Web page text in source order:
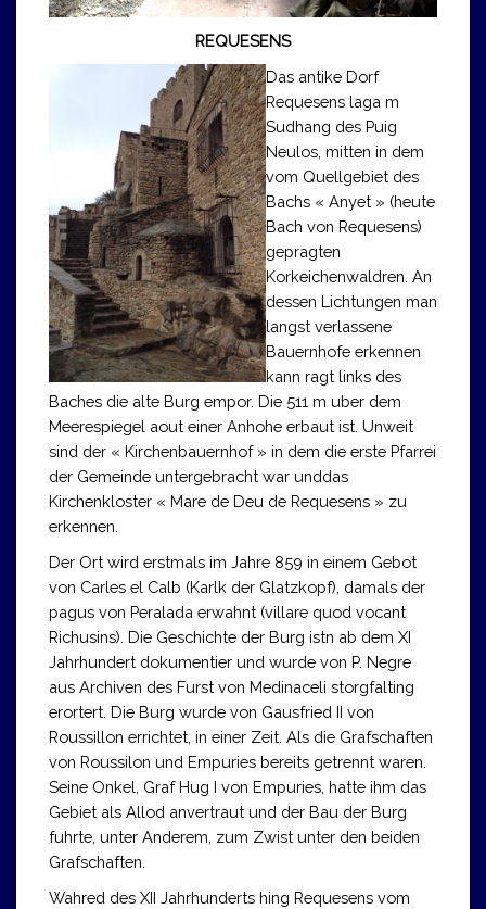
REQUESENS
Das antike Dorf
Requesens laga m
Sudhang des Puig
Neulos, mitten in dem
vom Quellgebiet des
Bachs « Anyet » (heute
Bach von Requesens)
gepragten
Korkeichenwaldren. An
dessen Lichtungen man
langst verlassene
Bauernhofe erkennen
kann ragt links des
Baches die alte Burg empor. Die 511 m uber dem
Meerespiegel aout einer Anhohe erbaut ist. Unweit
sind der « Kirchenbauernhof » in dem die erste Pfarrei
der Gemeinde untergebracht war unddas
Kirchenkloster « Mare de Deu de Requesens » zu
erkennen.
Der Ort wird erstmals im Jahre 859 in einem Gebot
von Carles el Calb (Karlk der Glatzkopf), damals der
pagus von Peralada erwahnt (villare quod vocant
Richusins). Die Geschichte der Burg istn ab dem XI
Jahrhundert dokumentier und wurde von P. Negre
aus Archiven des Furst von Medinaceli storgfalting
erortert. Die Burg wurde von Gausfried II von
Roussillon errichtet, in einer Zeit. Als die Grafschaften
von Roussilon und Empuries bereits getrennt waren.
Seine Onkel, Graf Hug I von Empuries, hatte ihm das
Gebiet als Allod anvertraut und der Bau der Burg
fuhrte, unter Anderem, zum Zwist unter den beiden
Grafschaften.
Wahred des XII Jahrhunderts hing Requesens vom